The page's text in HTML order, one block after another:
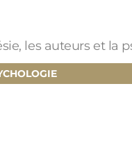
les auteurs et la